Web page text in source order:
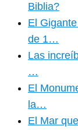
Biblia?
El
de 1…
Las
…
El
la…
El Mar